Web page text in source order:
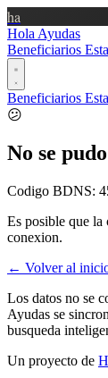
ha
Hola Ayudas
Beneficiarios
Beneficiarios
😕
No se
Codigo BDNS:
Es posible que la
conexion.
← Volver al
Los datos no se
Ayudas se
busqueda
Un proyecto de